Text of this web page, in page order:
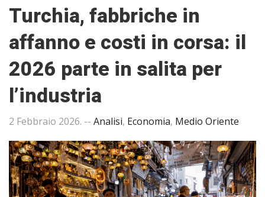
Turchia, fabbriche in
affanno e costi in corsa: il
2026 parte in salita per
l’industria
2 Febbraio 2026. -- Analisi, Economia, Medio Oriente